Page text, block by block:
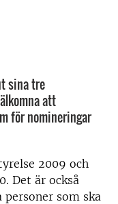
sina tre
att
för nomineringar
2009 och
Det är också
som ska